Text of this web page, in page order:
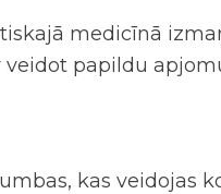
medicīnā
papildu
kas veidojas